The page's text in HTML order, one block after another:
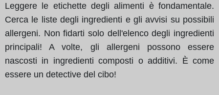
Leggere le etichette degli alimenti è fondamentale.
Cerca le liste degli ingredienti e gli avvisi su possibili
allergeni. Non fidarti solo dell'elenco degli ingredienti
principali! A volte, gli allergeni possono essere
nascosti in ingredienti composti o additivi. È come
essere un detective del cibo!